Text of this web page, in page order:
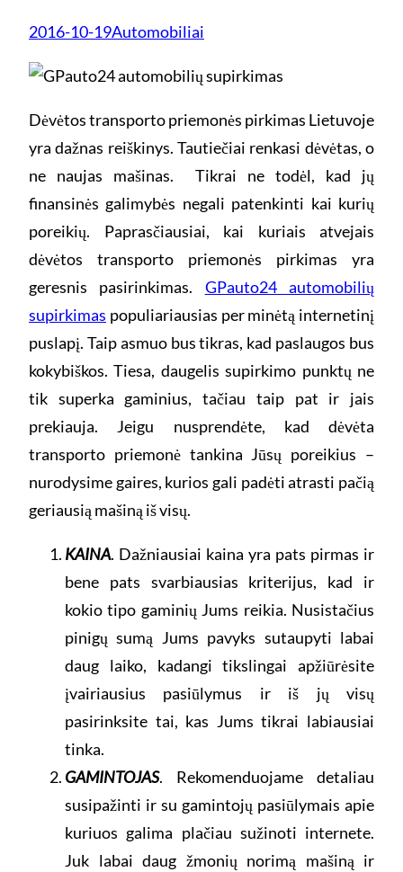
2016-10-19Automobiliai
Dėvėtos transporto priemonės pirkimas Lietuvoje
yra dažnas reiškinys. Tautiečiai renkasi dėvėtas, o
ne naujas mašinas. Tikrai ne todėl, kad jų
finansinės galimybės negali patenkinti kai kurių
poreikių. Paprasčiausiai, kai kuriais atvejais
dėvėtos transporto priemonės pirkimas yra
geresnis pasirinkimas. GPauto24 automobilių
supirkimas populiariausias per minėtą internetinį
puslapį. Taip asmuo bus tikras, kad paslaugos bus
kokybiškos. Tiesa, daugelis supirkimo punktų ne
tik superka gaminius, tačiau taip pat ir jais
prekiauja. Jeigu nusprendėte, kad dėvėta
transporto priemonė tankina Jūsų poreikius –
nurodysime gaires, kurios gali padėti atrasti pačią
geriausią mašiną iš visų.
KAINA. Dažniausiai kaina yra pats pirmas ir
bene pats svarbiausias kriterijus, kad ir
kokio tipo gaminių Jums reikia. Nusistačius
pinigų sumą Jums pavyks sutaupyti labai
daug laiko, kadangi tikslingai apžiūrėsite
įvairiausius pasiūlymus ir iš jų visų
pasirinksite tai, kas Jums tikrai labiausiai
tinka.
GAMINTOJAS. Rekomenduojame detaliau
susipažinti ir su gamintojų pasiūlymais apie
kuriuos galima plačiau sužinoti internete.
Juk labai daug žmonių norimą mašiną ir